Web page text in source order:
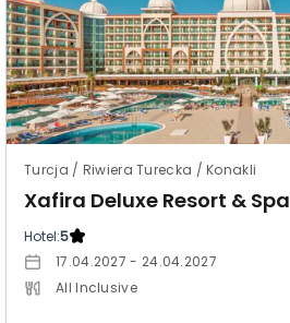
Turcja / Riwiera Turecka / Konakli
Xafira Deluxe Resort & Spa
Hotel:5
17.04.2027 - 24.04.2027
All Inclusive